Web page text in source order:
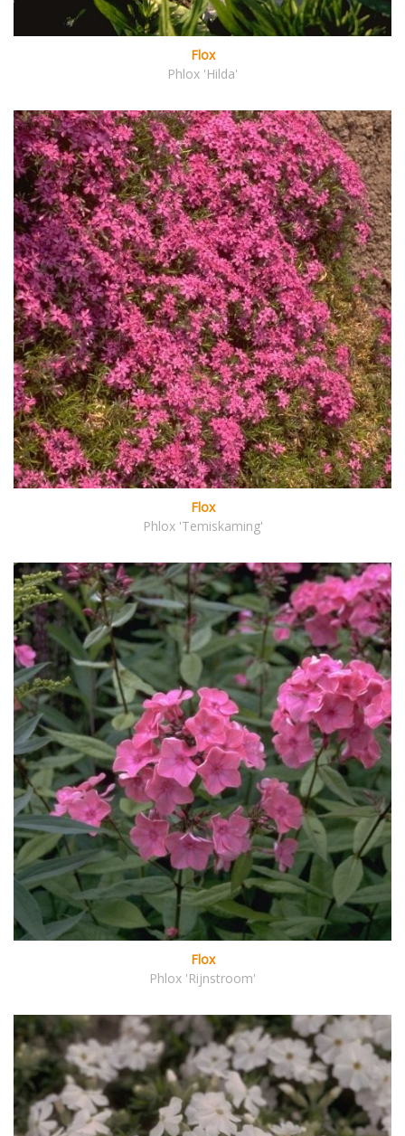
Flox
Phlox 'Hilda'
Flox
Phlox 'Temiskaming'
Flox
Phlox 'Rijnstroom'